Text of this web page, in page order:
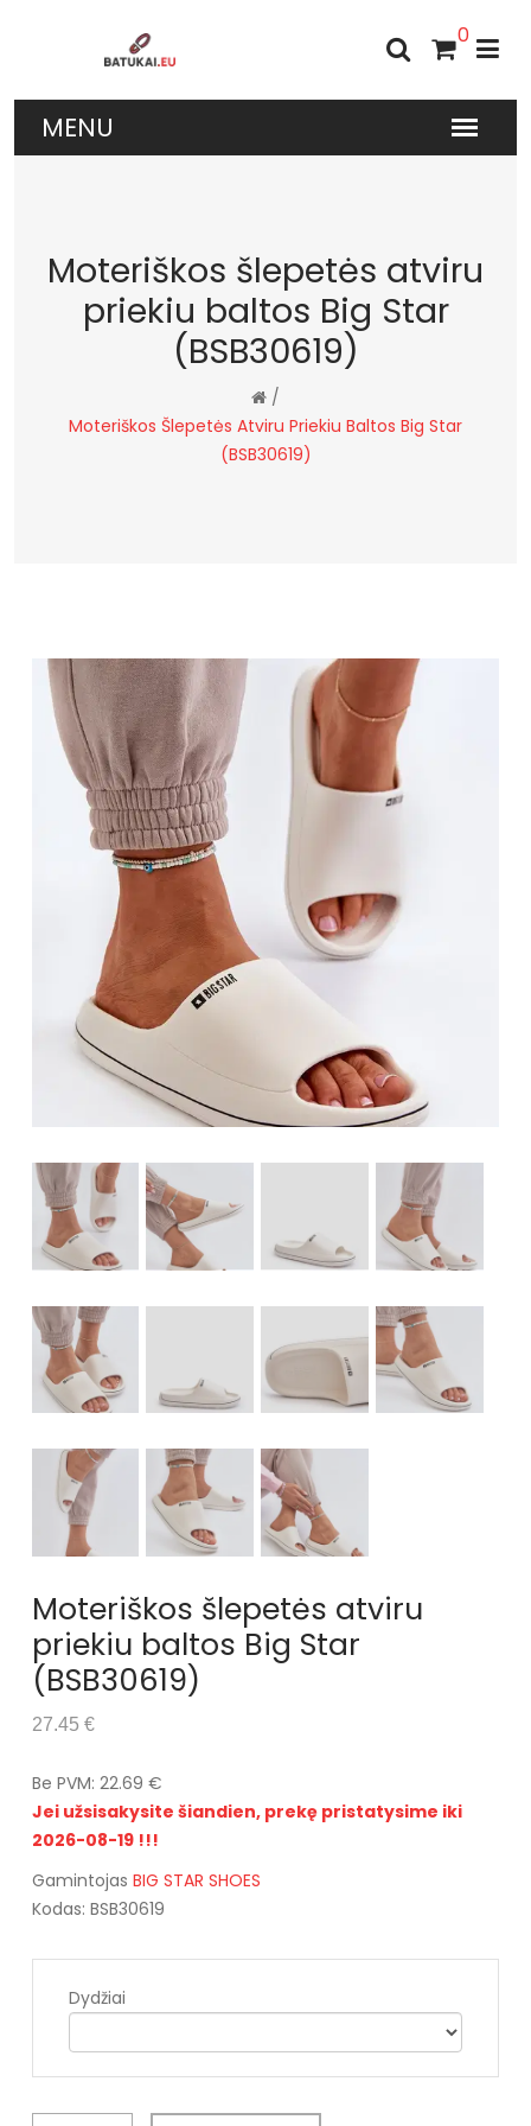
0
Moteriškos šlepetės atviru
priekiu baltos Big Star
(BSB30619)
/
Moteriškos Šlepetės Atviru Priekiu Baltos Big Star
(BSB30619)
Moteriškos šlepetės atviru
priekiu baltos Big Star
(BSB30619)
27.45 €
Be PVM: 22.69 €
Jei užsisakysite šiandien, prekę pristatysime iki
2026-08-19 !!!
Gamintojas BIG STAR SHOES
Kodas: BSB30619
Dydžiai